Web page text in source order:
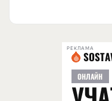
РЕКЛАМА